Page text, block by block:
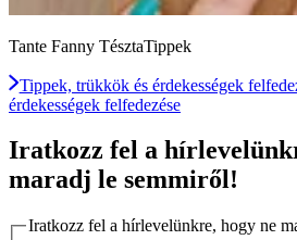
Tante Fanny TésztaTippek
Tippek, trükkök és érdekességek
érdekességek felfedezése
Iratkozz fel a
maradj le semmiről!
Iratkozz fel a hírlevelünkre, hogy ne